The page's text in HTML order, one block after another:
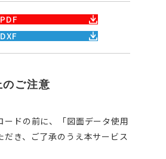
PDF
DXF
のご注意
ードの前に、「図面データ使用
き、ご了承のうえ本サービス